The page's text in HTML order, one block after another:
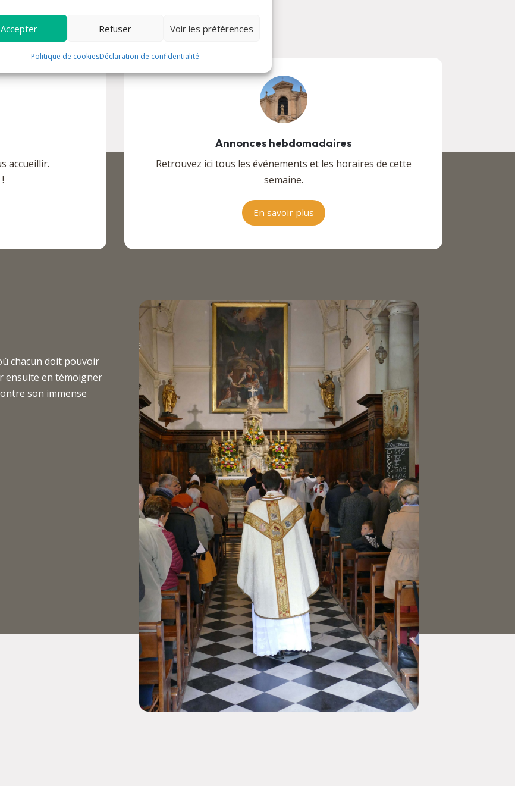
Accepter Refuser Voir les préférences
Politique de cookiesDéclaration de confidentialité
accueillir.
Annonces hebdomadaires
Retrouvez ici tous les événements et les horaires de cette
semaine.
En savoir plus
chacun doit pouvoir
ensuite en témoigner
son immense